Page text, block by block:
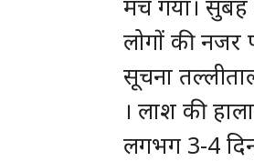
मच गया।
लोगों की नजर
सूचना
। लाश की
लगभग 3-4